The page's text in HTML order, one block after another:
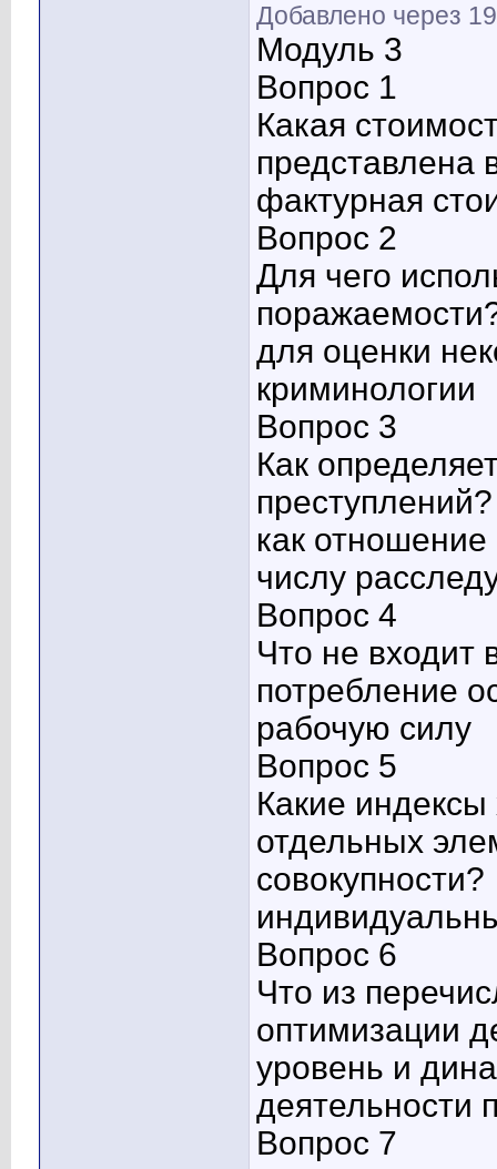
Добавлено через
Модуль 3
Вопрос 1
Какая
представлена
фактурная
Вопрос 2
Для чего
для оценки
криминологии
Вопрос 3
Как
преступлений?
как
числу
Вопрос 4
Что не входит
потребление
рабочую силу
Вопрос 5
Какие
отдельных
совокупности?
Вопрос 6
Что из
оптимизации
уровень и
деятельности
Вопрос 7